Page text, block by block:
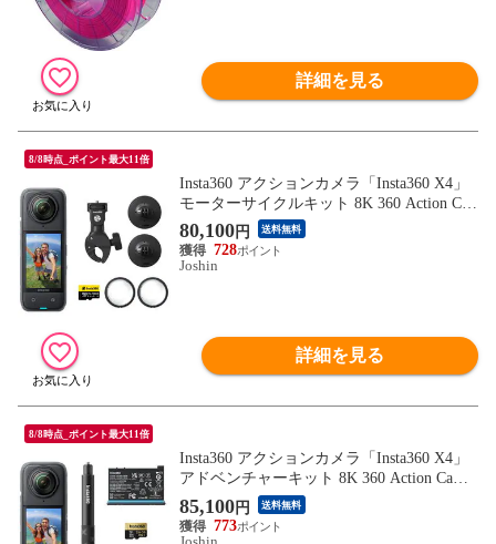
詳細を見る
8/8時点_ポイント最大11倍
Insta360 アクションカメラ「Insta360 X4」
モーターサイクルキット 8K 360 Action Ca
m CINSABMA-X405 【返品種別B】
80,100円 送料無料
728
Joshin
詳細を見る
8/8時点_ポイント最大11倍
Insta360 アクションカメラ「Insta360 X4」
アドベンチャーキット 8K 360 Action Cam
CINSABMA-X407 【返品種別B】
85,100円 送料無料
773